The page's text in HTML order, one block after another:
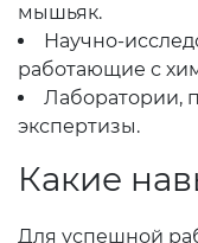
мышьяк.
Научно-
работающие с
Лаборатории,
экспертизы.
Какие
Для успешной